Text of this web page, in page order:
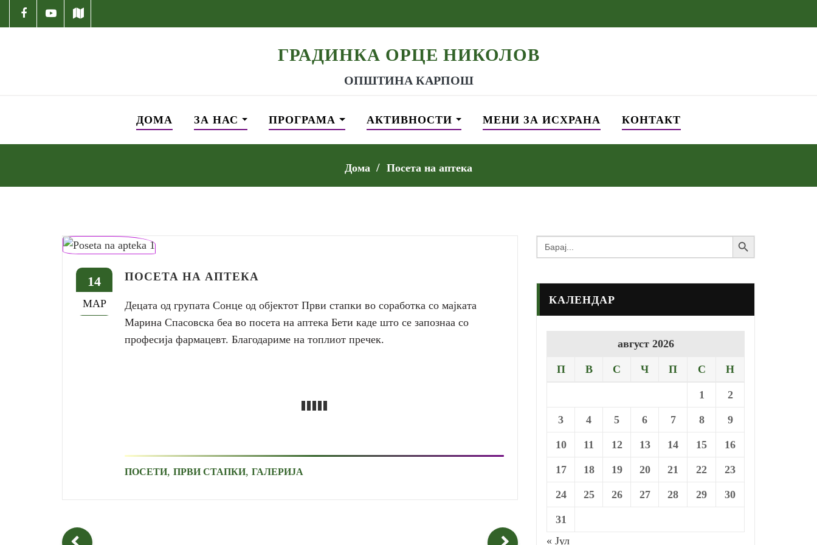
ГРАДИНКА ОРЦЕ НИКОЛОВ
ОПШТИНА КАРПОШ
ДОМА ЗА НАС ПРОГРАМА АКТИВНОСТИ МЕНИ ЗА ИСХРАНА КОНТАКТ
Дома Посета на аптека
14
МАР
ПОСЕТА НА АПТЕКА
Децата од групата Сонце од објектот Први стапки во соработка со мајката
Марина Спасовска беа во посета на аптека Бети каде што се запознаа со
професија фармацевт. Благодариме на топлиот пречек.
ПОСЕТИ, ПРВИ СТАПКИ, ГАЛЕРИЈА
Search
for:
Search Button
КАЛЕНДАР
август 2026
П В С Ч П С Н
1 2
3 4 5 6 7 8 9
10 11 12 13 14 15 16
17 18 19 20 21 22 23
24 25 26 27 28 29 30
31
« Јул